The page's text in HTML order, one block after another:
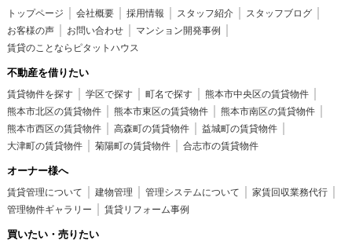
トップページ 会社概要 採用情報 スタッフ紹介
スタッフブログ
お客様の声
お問い合わせ
マンション開発事例
賃貸のことならピタットハウス
不動産を借りたい
賃貸物件を探す 学区で探す 町名で探す
熊本市中央区の賃貸物件
熊本市北区の賃貸物件
熊本市東区の賃貸物件
熊本市南区の賃貸物件
熊本市西区の賃貸物件
高森町の賃貸物件
益城町の賃貸物件
大津町の賃貸物件
菊陽町の賃貸物件 合志市の賃貸物件
オーナー様へ
賃貸管理について 建物管理 管理システムについて
家賃回収業務代行
管理物件ギャラリー
賃貸リフォーム事例
買いたい・売りたい